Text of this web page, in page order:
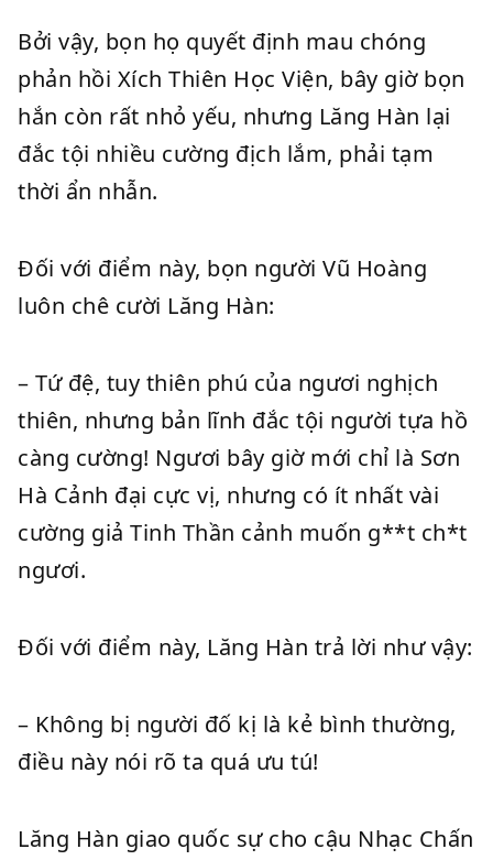
Bởi vậy, bọn họ quyết định mau chóng
phản hồi Xích Thiên Học Viện, bây giờ bọn
hắn còn rất nhỏ yếu, nhưng Lăng Hàn lại
đắc tội nhiều cường địch lắm, phải tạm
thời ẩn nhẫn.
Đối với điểm này, bọn người Vũ Hoàng
luôn chê cười Lăng Hàn:
– Tứ đệ, tuy thiên phú của ngươi nghịch
thiên, nhưng bản lĩnh đắc tội người tựa hồ
càng cường! Ngươi bây giờ mới chỉ là Sơn
Hà Cảnh đại cực vị, nhưng có ít nhất vài
cường giả Tinh Thần cảnh muốn g**t ch*t
ngươi.
Đối với điểm này, Lăng Hàn trả lời như vậy:
– Không bị người đố kị là kẻ bình thường,
điều này nói rõ ta quá ưu tú!
Lăng Hàn giao quốc sự cho cậu Nhạc Chấn